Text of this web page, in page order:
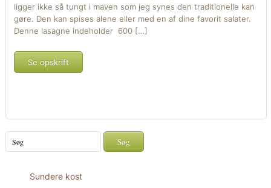
ligger ikke så tungt i maven som jeg synes den traditionelle kan
gøre. Den kan spises alene eller med en af dine favorit salater.
Denne lasagne indeholder 600 […]
Se opskrift
Sundere kost